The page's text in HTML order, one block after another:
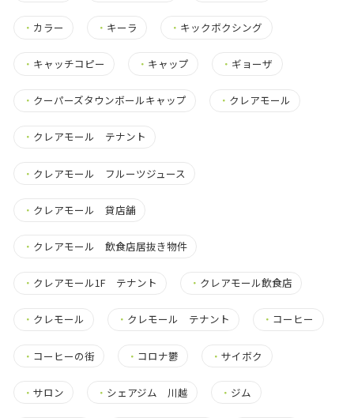
・ カラー ・ キーラ ・ キックボクシング
・ キャッチコピー ・ キャップ ・ ギョーザ
・ クーパーズタウンボールキャップ ・ クレアモール
・ クレアモール テナント
・ クレアモール フルーツジュース
・ クレアモール 貸店舗
・ クレアモール 飲食店居抜き物件
・ クレアモール1F テナント ・ クレアモール飲食店
・ クレモール ・ クレモール テナント ・ コーヒー
・ コーヒーの街 ・ コロナ鬱 ・サイボク
・ サロン ・ シェアジム 川越 ・ ジム